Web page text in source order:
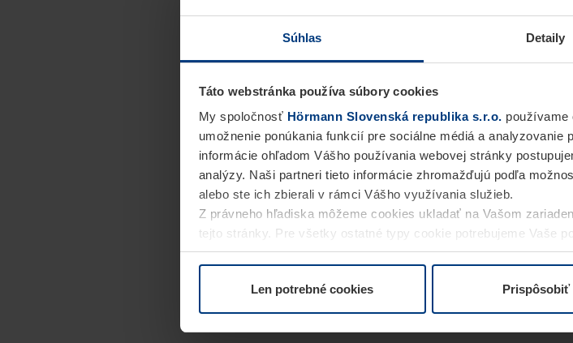
Súhlas Detaily
Táto webstránka používa súbory cookies
My spoločnosť Hörmann Slovenská republika s.r.o. používame
umožnenie ponúkania funkcií pre sociálne médiá a
informácie ohľadom Vášho používania webovej stránky
analýzy. Naši partneri tieto informácie zhromažďujú podľa
alebo ste ich zbierali v rámci Vášho využívania služieb.
Z právneho hľadiska môžeme cookies ukladať na Vašom
tejto stránky. Pre všetky ostatné typy cookie potrebujeme Vaše
alebo odvolať vo vysvetlení cookie na stránkeVyhlásenie o
Len potrebné cookies Prispôsobiť